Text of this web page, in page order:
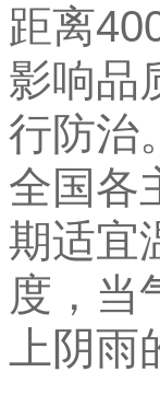
距离
影响品
行防治。
全国各
期适宜
度，当
上阴